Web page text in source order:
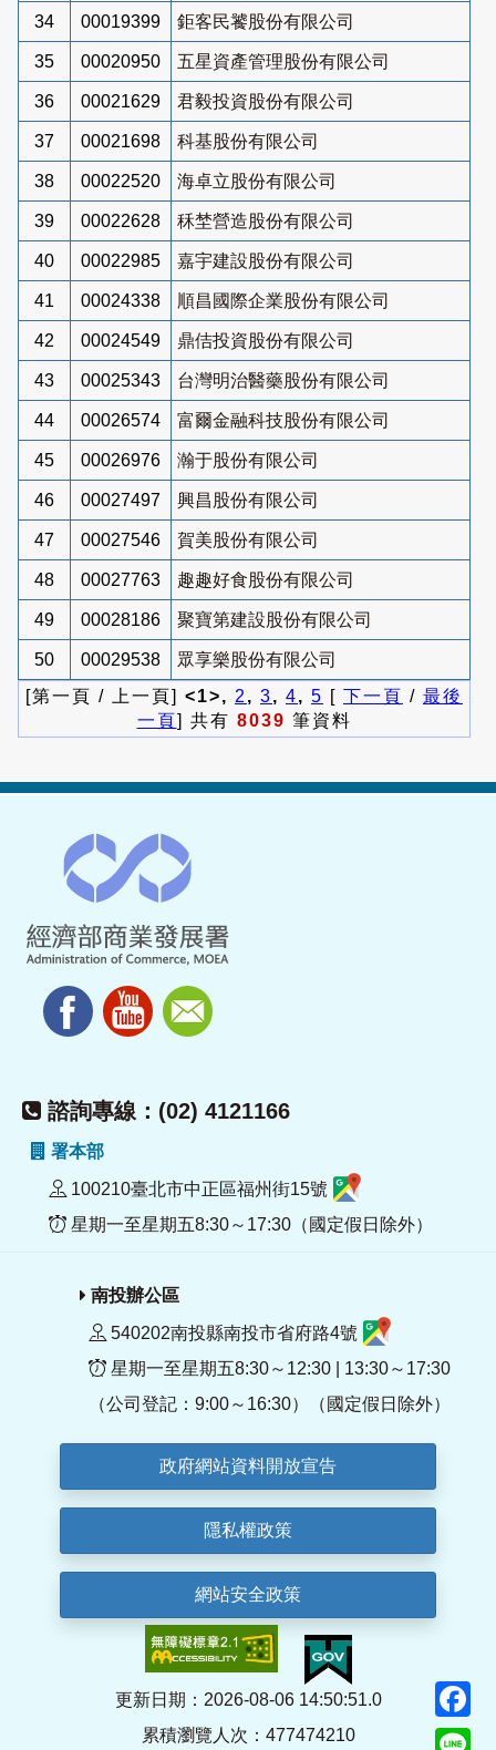
34 00019399 鉅客民饕股份有限公司
35 00020950 五星資產管理股份有限公司
36 00021629 君毅投資股份有限公司
37 00021698 科基股份有限公司
38 00022520 海卓立股份有限公司
39 00022628 秝埜營造股份有限公司
40 00022985 嘉宇建設股份有限公司
41 00024338 順昌國際企業股份有限公司
42 00024549 鼎佶投資股份有限公司
43 00025343 台灣明治醫藥股份有限公司
44 00026574 富爾金融科技股份有限公司
45 00026976 瀚于股份有限公司
46 00027497 興昌股份有限公司
47 00027546 賀美股份有限公司
48 00027763 趣趣好食股份有限公司
49 00028186 聚寶第建設股份有限公司
50 00029538
眾享樂股份有限公司
[第一頁 / 上一頁] <1>, 2 , 3, 4, 5 [ 下一頁 / 最後
一頁] 共有 8039 筆資料
諮詢專線：(02) 4121166
署本部
100210臺北市中正區福州街15號
星期一至星期五8:30～17:30（國定假日除外）
南投辦公區
540202南投縣南投市省府路4號
星期一至星期五8:30～12:30 | 13:30～17:30
（公司登記：9:00～16:30）（國定假日除外）
政府網站資料開放宣告
隱私權政策
網站安全政策
更新日期：2026-08-06 14:50:51.0
累積瀏覽人次：477474210